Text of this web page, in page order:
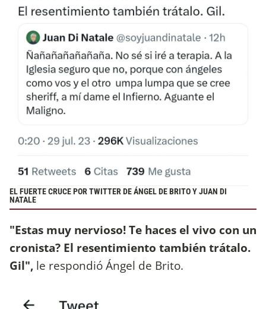
EL FUERTE CRUCE POR TWITTER DE ÁNGEL DE BRITO Y JUAN DI
NATALE
"Estas muy nervioso! Te haces el vivo con un
cronista? El resentimiento también trátalo.
Gil", le respondió Ángel de Brito.